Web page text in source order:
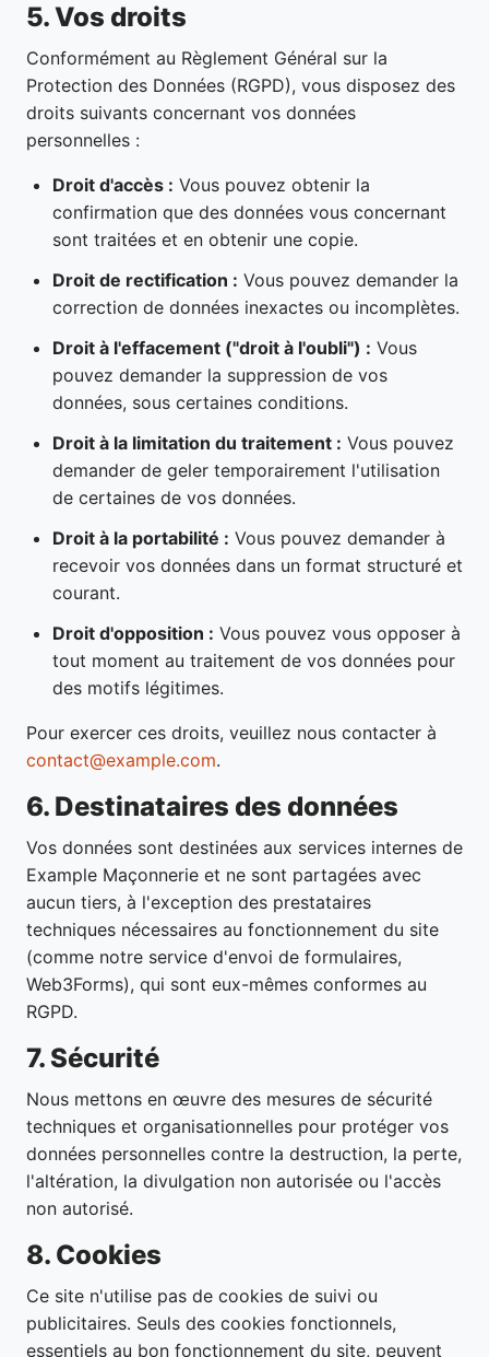
5. Vos droits
Conformément au Règlement Général sur la
Protection des Données (RGPD), vous disposez des
droits suivants concernant vos données
personnelles :
Droit d'accès : Vous pouvez obtenir la
confirmation que des données vous concernant
sont traitées et en obtenir une copie.
Droit de rectification : Vous pouvez demander la
correction de données inexactes ou incomplètes.
Droit à l'effacement ("droit à l'oubli") : Vous
pouvez demander la suppression de vos
données, sous certaines conditions.
Droit à la limitation du traitement : Vous pouvez
demander de geler temporairement l'utilisation
de certaines de vos données.
Droit à la portabilité : Vous pouvez demander à
recevoir vos données dans un format structuré et
courant.
Droit d'opposition : Vous pouvez vous opposer à
tout moment au traitement de vos données pour
des motifs légitimes.
Pour exercer ces droits, veuillez nous contacter à
contact@example.com.
6. Destinataires des données
Vos données sont destinées aux services internes de
Example Maçonnerie et ne sont partagées avec
aucun tiers, à l'exception des prestataires
techniques nécessaires au fonctionnement du site
(comme notre service d'envoi de formulaires,
Web3Forms), qui sont eux-mêmes conformes au
RGPD.
7. Sécurité
Nous mettons en œuvre des mesures de sécurité
techniques et organisationnelles pour protéger vos
données personnelles contre la destruction, la perte,
l'altération, la divulgation non autorisée ou l'accès
non autorisé.
8. Cookies
Ce site n'utilise pas de cookies de suivi ou
publicitaires. Seuls des cookies fonctionnels,
essentiels au bon fonctionnement du site, peuvent